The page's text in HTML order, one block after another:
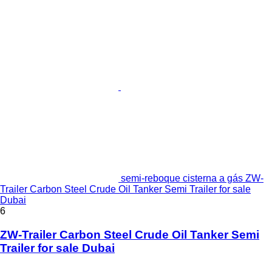
semi-reboque cisterna a gás ZW-
Trailer Carbon Steel Crude Oil Tanker Semi Trailer for sale
Dubai
6
ZW-Trailer Carbon Steel Crude Oil Tanker Semi
Trailer for sale Dubai